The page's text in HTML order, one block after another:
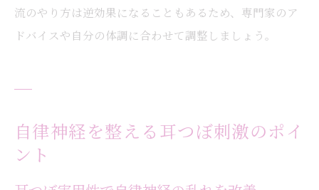
流のやり方は逆効果になることもあるため、専門家のア
ドバイスや自分の体調に合わせて調整しましょう。
自律神経を整える耳つぼ刺激のポイ
ント